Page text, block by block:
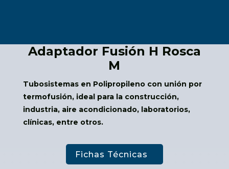
Adaptador Fusión H Rosca
M
Tubosistemas en Polipropileno con unión por
termofusión, ideal para la construcción,
industria, aire acondicionado, laboratorios,
clínicas, entre otros.
Fichas Técnicas